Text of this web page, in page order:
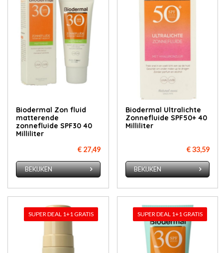
Biodermal Zon fluid
matterende
zonnefluide SPF30 40
Milliliter
€ 27,49
BEKIJKEN
Biodermal Ultralichte
Zonnefluide SPF50+ 40
Milliliter
€ 33,59
BEKIJKEN
SUPER DEAL 1+1 GRATIS SUPER DEAL 1+1 GRATIS